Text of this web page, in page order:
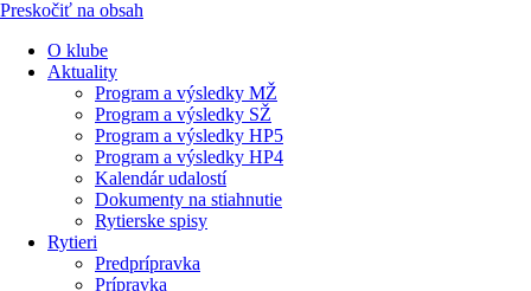
Preskočiť na obsah
O klube
Aktuality
Program a výsledky MŽ
Program a výsledky SŽ
Program a výsledky HP5
Program a výsledky HP4
Kalendár udalostí
Dokumenty na stiahnutie
Rytierske spisy
Rytieri
Predprípravka
Prípravka